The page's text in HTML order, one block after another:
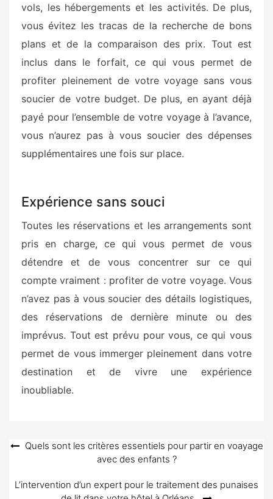
vols, les hébergements et les activités. De plus,
vous évitez les tracas de la recherche de bons
plans et de la comparaison des prix. Tout est
inclus dans le forfait, ce qui vous permet de
profiter pleinement de votre voyage sans vous
soucier de votre budget. De plus, en ayant déjà
payé pour l’ensemble de votre voyage à l’avance,
vous n’aurez pas à vous soucier des dépenses
supplémentaires une fois sur place.
Expérience sans souci
Toutes les réservations et les arrangements sont
pris en charge, ce qui vous permet de vous
détendre et de vous concentrer sur ce qui
compte vraiment : profiter de votre voyage. Vous
n’avez pas à vous soucier des détails logistiques,
des réservations de dernière minute ou des
imprévus. Tout est prévu pour vous, ce qui vous
permet de vous immerger pleinement dans votre
destination et de vivre une expérience
inoubliable.
Navigation
l’article
Quels sont les critères essentiels pour partir en voayage
avec des enfants ?
L’intervention d’un expert pour le traitement des punaises